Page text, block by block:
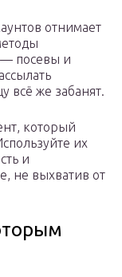
отнимает
— посевы и
всё же забанят.
который
их
и
не выхватив от